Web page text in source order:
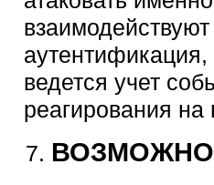
аутентификация,
ведется учет
реагирования на